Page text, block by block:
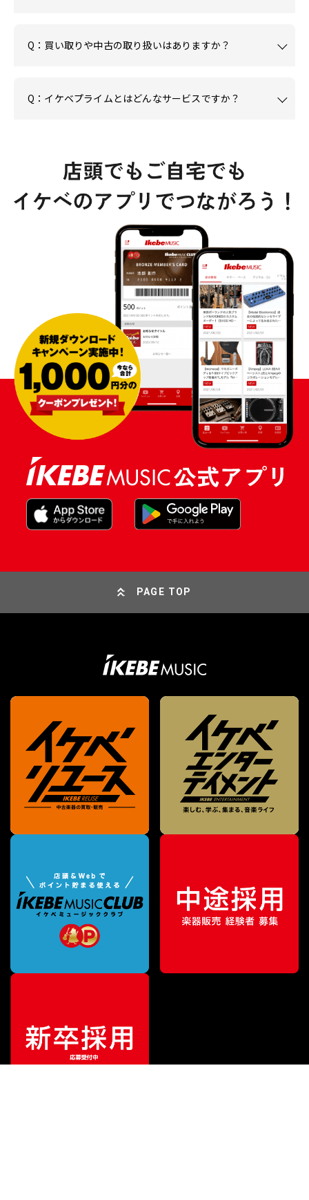
販売価格¥15,950（税込）
Q：買い取りや中古の取り扱いはありますか？
Q：イケベプライムとはどんなサービスですか？
PAGE TOP